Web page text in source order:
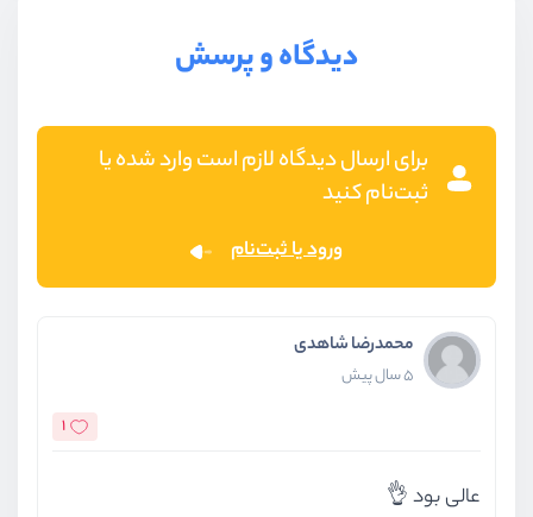
دیدگاه و پرسش
برای ارسال دیدگاه لازم است وارد شده یا
ثبت‌نام کنید
ورود یا ثبت‌نام
محمدرضا شاهدی
5 سال پیش
1
عالی بود 👌